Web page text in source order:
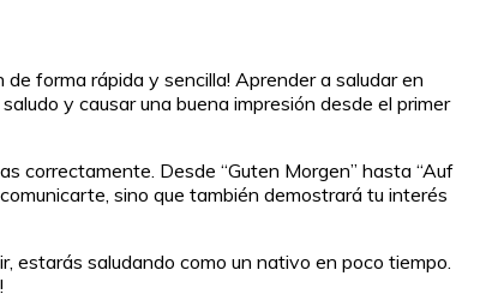
forma rápida y sencilla! Aprender a saludar en
y causar una buena impresión desde el primer
correctamente. Desde “Guten Morgen” hasta “Auf
sino que también demostrará tu interés
estarás saludando como un nativo en poco tiempo.